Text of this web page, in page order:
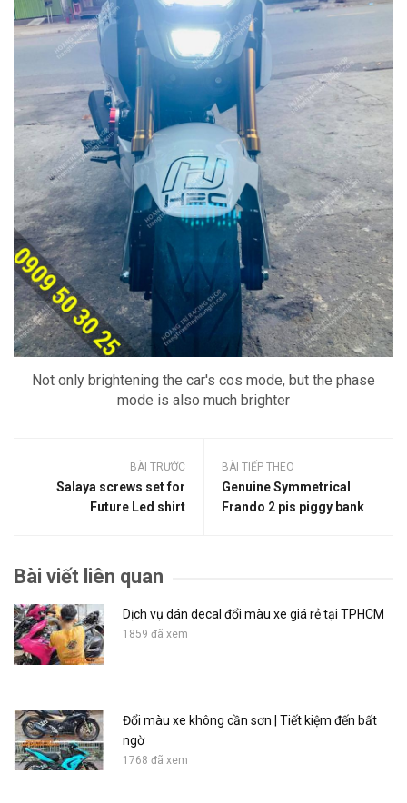
Not only brightening the car's cos mode, but the phase
mode is also much brighter
BÀI TRƯỚC
Salaya screws set for
Future Led shirt
BÀI TIẾP THEO
Genuine Symmetrical
Frando 2 pis piggy bank
Bài viết liên quan
Dịch vụ dán decal đổi màu xe giá rẻ tại TPHCM
1859 đã xem
Đổi màu xe không cần sơn | Tiết kiệm đến bất
ngờ
1768 đã xem